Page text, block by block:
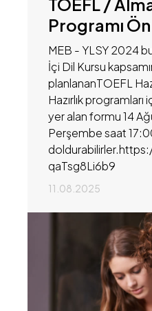
TOEFL /
Programı Ön
MEB - YLSY 2024
İçi Dil Kursu
planlananTOEFL
Hazırlık programları
yer alan formu 14
Perşembe saat
qaTsg8Li6b9
11.08.2025